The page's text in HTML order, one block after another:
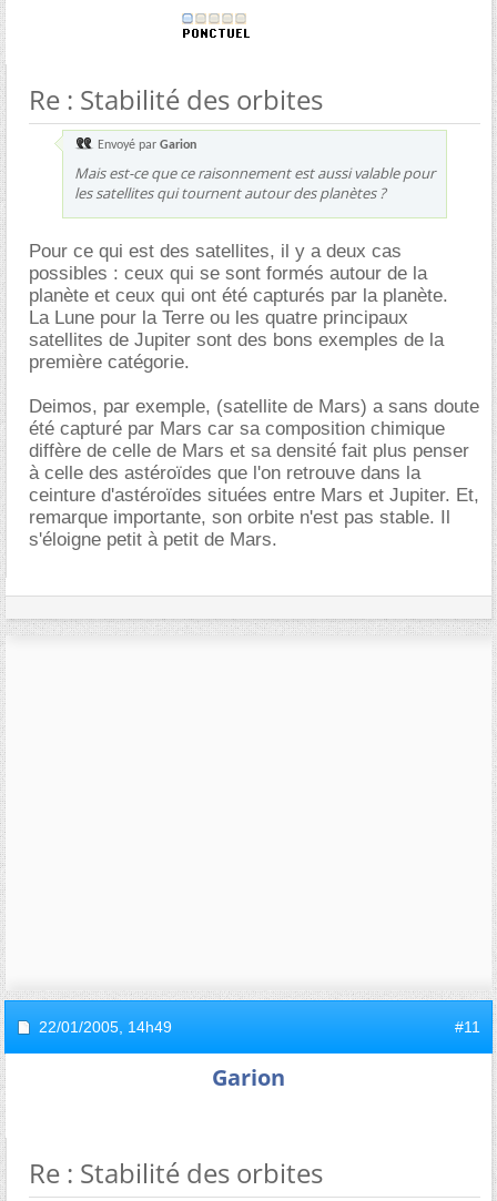
Re : Stabilité des orbites
Envoyé par Garion
Mais est-ce que ce raisonnement est aussi valable pour
les satellites qui tournent autour des planètes ?
Pour ce qui est des satellites, il y a deux cas
possibles : ceux qui se sont formés autour de la
planète et ceux qui ont été capturés par la planète.
La Lune pour la Terre ou les quatre principaux
satellites de Jupiter sont des bons exemples de la
première catégorie.
Deimos, par exemple, (satellite de Mars) a sans doute
été capturé par Mars car sa composition chimique
diffère de celle de Mars et sa densité fait plus penser
à celle des astéroïdes que l'on retrouve dans la
ceinture d'astéroïdes situées entre Mars et Jupiter. Et,
remarque importante, son orbite n'est pas stable. Il
s'éloigne petit à petit de Mars.
22/01/2005, 14h49 #11
Garion
Re : Stabilité des orbites